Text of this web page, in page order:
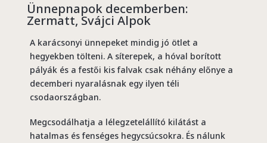
Ünnepnapok decemberben:
Zermatt, Svájci Alpok
A karácsonyi ünnepeket mindig jó ötlet a
hegyekben tölteni. A síterepek, a hóval borított
pályák és a festői kis falvak csak néhány előnye a
decemberi nyaralásnak egy ilyen téli
csodaországban.
Megcsodálhatja a lélegzetelállító kilátást a
hatalmas és fenséges hegycsúcsokra. És nálunk